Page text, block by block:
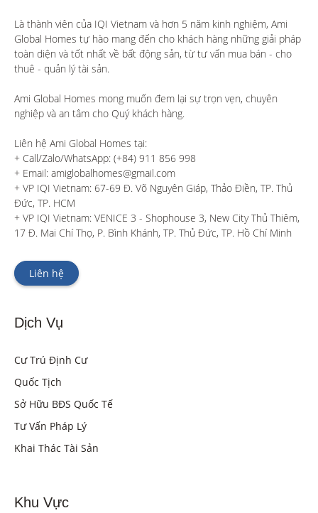
Là thành viên của IQI Vietnam và hơn 5 năm kinh nghiệm, Ami
Global Homes tự hào mang đến cho khách hàng những giải pháp
toàn diện và tốt nhất về bất động sản, từ tư vấn mua bán - cho
thuê - quản lý tài sản.
Ami Global Homes mong muốn đem lại sự trọn vẹn, chuyên
nghiệp và an tâm cho Quý khách hàng.
Liên hệ Ami Global Homes tại:
+ Call/Zalo/WhatsApp: (+84) 911 856 998
+ Email: amiglobalhomes@gmail.com
+ VP IQI Vietnam: 67-69 Đ. Võ Nguyên Giáp, Thảo Điền, TP. Thủ
Đức, TP. HCM
+ VP IQI Vietnam: VENICE 3 - Shophouse 3, New City Thủ Thiêm,
17 Đ. Mai Chí Thọ, P. Bình Khánh, TP. Thủ Đức, TP. Hồ Chí Minh
Liên hệ
Dịch Vụ
Cư Trú Định Cư
Quốc Tịch
Sở Hữu BĐS Quốc Tế
Tư Vấn Pháp Lý
Khai Thác Tài Sản
Khu Vực